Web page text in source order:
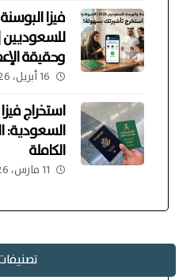
فيزا
للسعوديين
وحقيقة
16 أبريل، 2026
استخراج
السعودية:
الكاملة
11 مارس، 2026